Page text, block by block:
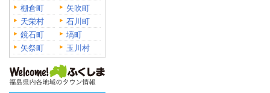
棚倉町
矢吹町
天栄村
石川町
鏡石町
塙町
矢祭町
玉川村